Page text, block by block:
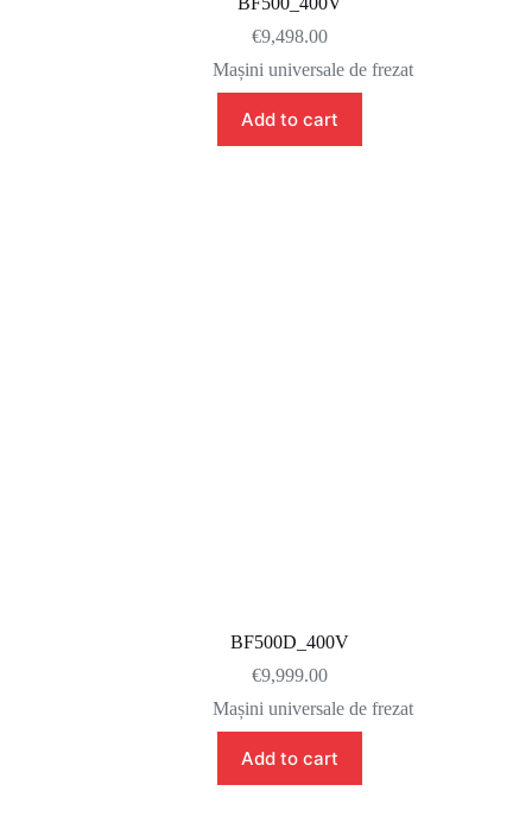
€9,498.00
Mașini universale de frezat
Add to cart
BF500D_400V
€9,999.00
Mașini universale de frezat
Add to cart